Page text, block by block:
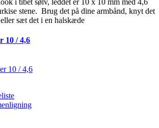
stene. Brug det på dine armbånd, knyt det
sæt det i en halskæde
10 / 4,6